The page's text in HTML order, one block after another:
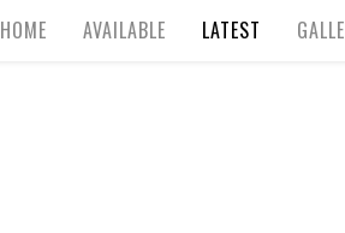
HOME AVAILABLE LATEST